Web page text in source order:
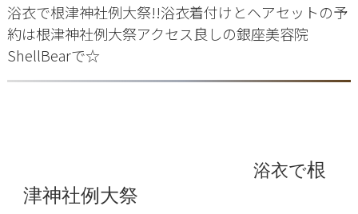
浴衣で根津神社例大祭!!浴衣着付けとヘアセットの予
約は根津神社例大祭アクセス良しの銀座美容院
ShellBearで☆
浴衣で根
津神社例大祭